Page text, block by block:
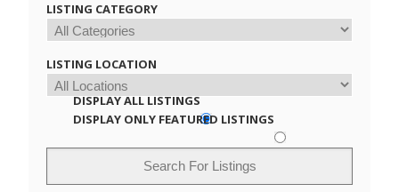
LISTING CATEGORY
LISTING LOCATION
DISPLAY ALL LISTINGS
DISPLAY ONLY FEATURED LISTINGS